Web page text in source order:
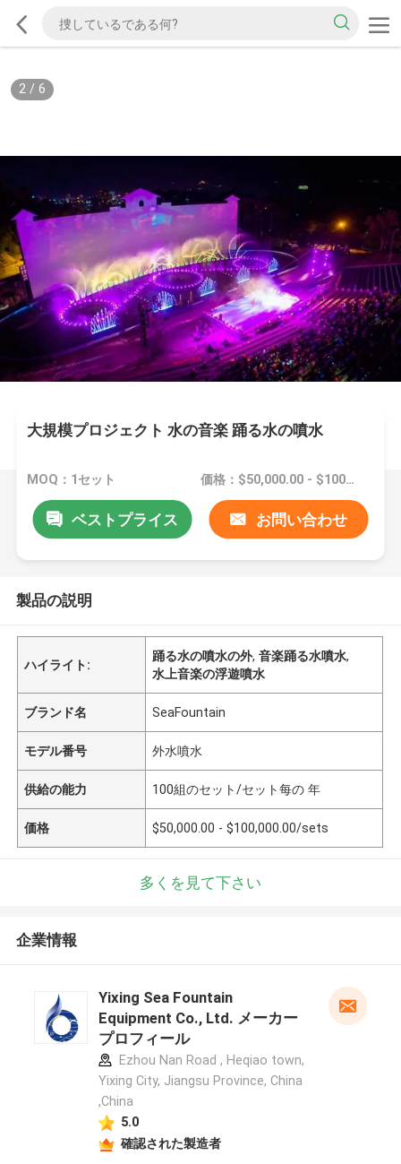
2/ 6
大規模プロジェクト 水の音楽 踊る水の噴水
MOQ：1セット 価格：$50,000.00 - $100,000.00/sets
ベストプライス お問い合わせ
製品の説明
ハイライト:
踊る水の噴水の外,音楽踊る水噴水,
水上音楽の浮遊噴水
ブランド名 SeaFountain
モデル番号 外水噴水
供給の能力 100組のセット/セット每の 年
価格 $50,000.00 - $100,000.00/sets
多くを見て下さい
企業情報
Yixing Sea Fountain
Equipment Co., Ltd. メーカー
プロフィール
Ezhou Nan Road , Heqiao town,
Yixing City, Jiangsu Province, China
,China
5.0
確認された製造者